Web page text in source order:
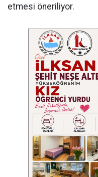
etmesi öneriliyor.